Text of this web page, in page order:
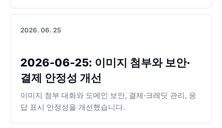
2026. 06. 25
2026-06-25: 이미지 첨부와 보안·
결제 안정성 개선
이미지 첨부 대화와 도메인 보안, 결제·크레딧 관리, 응
답 표시 안정성을 개선했습니다.